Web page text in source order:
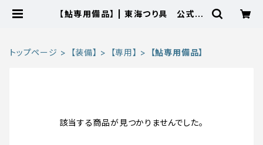
【鮎専用備品】 | 東海つり具 公式オ
トップページ 【装備】 【専用】 【鮎専用備品】
該当する商品が見つかりませんでした。